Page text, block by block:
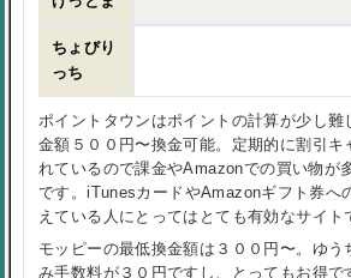
ちょびり
っち
ポイントタウンはポイントの計算が少し難
金額５００円〜換金可能。定期的に割引キ
れているので課金やAmazonでの買い物が
です。iTunesカードやAmazonギフト券へ
えている人にとってはとても有効なサイト
モッピーの最低換金額は３００円〜。ゆう
み手数料が３０円ですし、とってもお得で